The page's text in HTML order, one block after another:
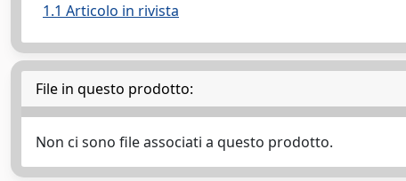
1.1 Articolo in rivista
File in questo prodotto:
Non ci sono file associati a questo prodotto.